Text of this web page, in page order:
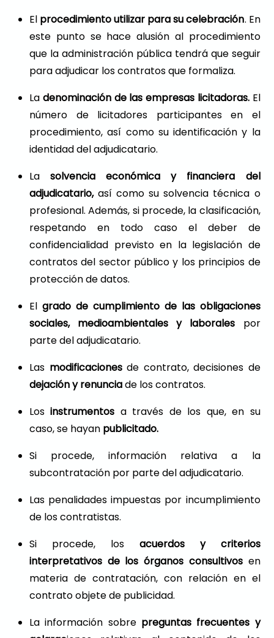
El procedimiento utilizar para su celebración. En
este punto se hace alusión al procedimiento
que la administración pública tendrá que seguir
para adjudicar los contratos que formaliza.
La denominación de las empresas licitadoras.El
número de licitadores participantes en el
procedimiento, así como su identificación y la
identidad del adjudicatario.
Lasolvencia económica y financiera del
adjudicatario,así como su solvencia técnica o
profesional. Además, si procede, la clasificación,
respetando en todo caso el deber de
confidencialidad previsto en la legislación de
contratos del sector público y los principios de
protección de datos.
El grado de cumplimiento de las obligaciones
sociales, medioambientales y laborales por
parte del adjudicatario.
Las modificacionesde contrato, decisiones de
dejación y renunciade los contratos.
Losinstrumentos a través de los que, en su
caso, se hayan publicitado.
Si procede, información relativa a la
subcontratación por parte del adjudicatario.
Las penalidades impuestas por incumplimiento
de los contratistas.
Si procede, los acuerdos y criterios
interpretativos de los órganos consultivosen
materia de contratación, con relación en el
contrato objete de publicidad.
La información sobre preguntas frecuentes y